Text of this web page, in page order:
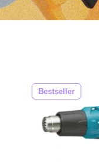
Bestseller